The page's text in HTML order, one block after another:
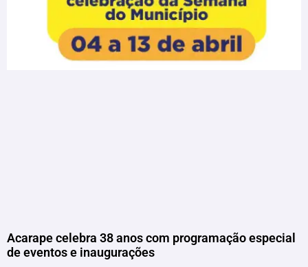
Acarape celebra 38 anos com programação especial
de eventos e inaugurações